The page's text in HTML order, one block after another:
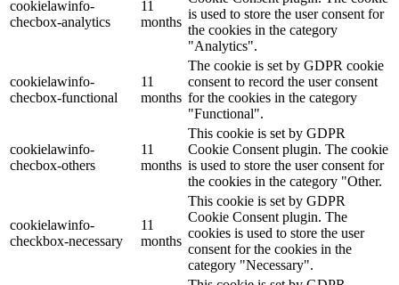
cookielawinfo-
checbox-analytics
11
months
is used to store the user consent for
the cookies in the category
"Analytics".
cookielawinfo-
checbox-functional
11
months
The cookie is set by GDPR cookie
consent to record the user consent
for the cookies in the category
"Functional".
cookielawinfo-
checbox-others
11
months
This cookie is set by GDPR
Cookie Consent plugin. The cookie
is used to store the user consent for
the cookies in the category "Other.
cookielawinfo-
checkbox-necessary
11
months
This cookie is set by GDPR
Cookie Consent plugin. The
cookies is used to store the user
consent for the cookies in the
category "Necessary".